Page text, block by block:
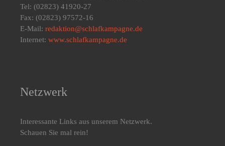
Tel: (02823) 41920-27
Fax: (02823) 97572-16
E-Mail: redaktion@schlafkampagne.de
Internet: www.schlafkampagne.de
Netzwerk
Interessante Links aus unserem Netzwerk.
Schauen Sie mal rein!